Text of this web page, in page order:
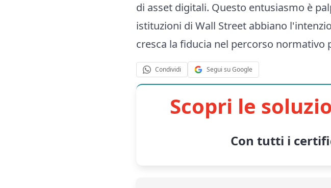
di asset digitali. Questo entusiasmo è
istituzioni di Wall Street abbiano
cresca la fiducia nel percorso normativo
Condividi Segui su Google
Scopri le
Con tutti i